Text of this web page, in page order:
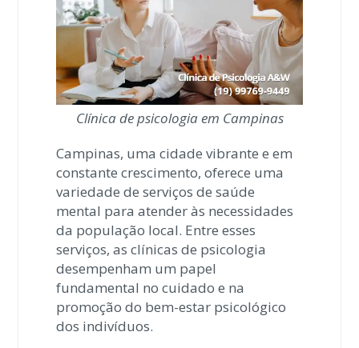
Clínica de psicologia em Campinas
Campinas, uma cidade vibrante e em
constante crescimento, oferece uma
variedade de serviços de saúde
mental para atender às necessidades
da população local. Entre esses
serviços, as clínicas de psicologia
desempenham um papel
fundamental no cuidado e na
promoção do bem-estar psicológico
dos indivíduos.